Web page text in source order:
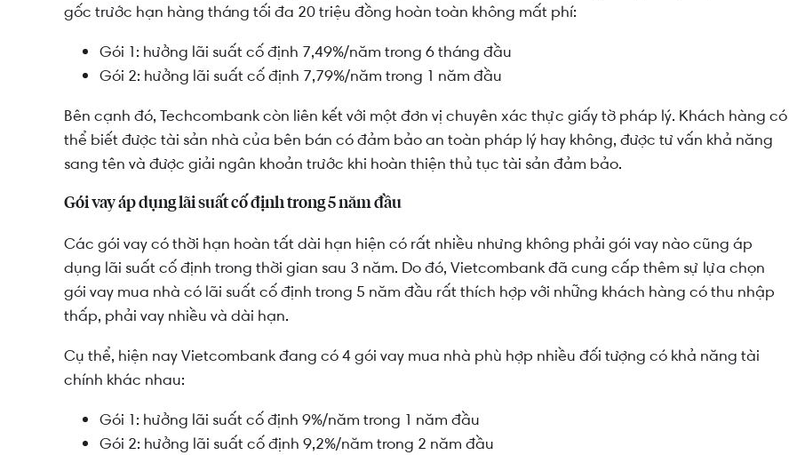
gốc trước hạn hàng tháng tối đa 20 triệu đồng hoàn toàn không mất phí:
Gói 1: hưởng lãi suất cố định 7,49%/năm trong 6 tháng đầu
Gói 2: hưởng lãi suất cố định 7,79%/năm trong 1 năm đầu
Bên cạnh đó, Techcombank còn liên kết với một đơn vị chuyên xác thực giấy tờ pháp lý. Khách hàng có
thể biết được tài sản nhà của bên bán có đảm bảo an toàn pháp lý hay không, được tư vấn khả năng
sang tên và được giải ngân khoản trước khi hoàn thiện thủ tục tài sản đảm bảo.
Gói vay áp dụng lãi suất cố định trong 5 năm đầu
Các gói vay có thời hạn hoàn tất dài hạn hiện có rất nhiều nhưng không phải gói vay nào cũng áp
dụng lãi suất cố định trong thời gian sau 3 năm. Do đó, Vietcombank đã cung cấp thêm sự lựa chọn
gói vay mua nhà có lãi suất cố định trong 5 năm đầu rất thích hợp với những khách hàng có thu nhập
thấp, phải vay nhiều và dài hạn.
Cụ thể, hiện nay Vietcombank đang có 4 gói vay mua nhà phù hợp nhiều đối tượng có khả năng tài
chính khác nhau:
Gói 1: hưởng lãi suất cố định 9%/năm trong 1 năm đầu
Gói 2: hưởng lãi suất cố định 9,2%/năm trong 2 năm đầu